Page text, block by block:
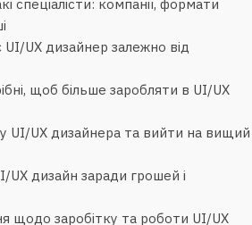
спеціалісти: компанії, формати
UI/UX дизайнер залежно від
щоб більше заробляти в UI/UX
UI/UX дизайнера та вийти на вищий
UX дизайн заради грошей і
щодо заробітку та роботи UI/UX